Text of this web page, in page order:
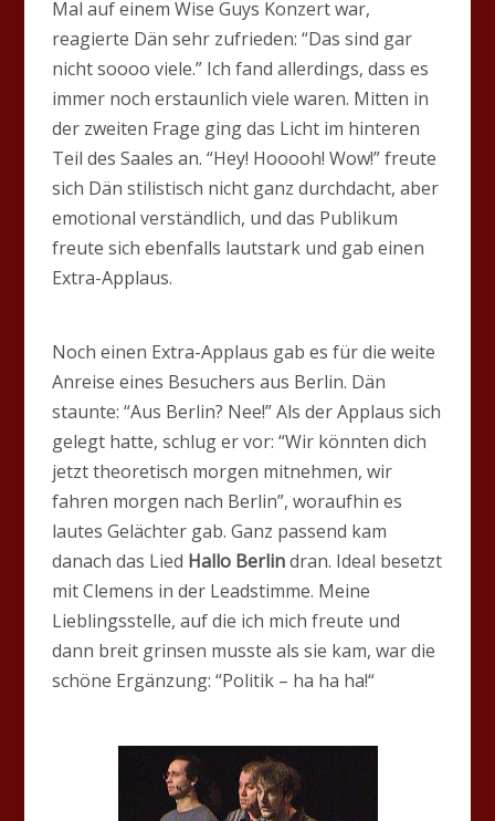
Mal auf einem Wise Guys Konzert war,
reagierte Dän sehr zufrieden: “Das sind gar
nicht soooo viele.” Ich fand allerdings, dass es
immer noch erstaunlich viele waren. Mitten in
der zweiten Frage ging das Licht im hinteren
Teil des Saales an. “Hey! Hooooh! Wow!” freute
sich Dän stilistisch nicht ganz durchdacht, aber
emotional verständlich, und das Publikum
freute sich ebenfalls lautstark und gab einen
Extra-Applaus.
Noch einen Extra-Applaus gab es für die weite
Anreise eines Besuchers aus Berlin. Dän
staunte: “Aus Berlin? Nee!” Als der Applaus sich
gelegt hatte, schlug er vor: “Wir könnten dich
jetzt theoretisch morgen mitnehmen, wir
fahren morgen nach Berlin”, woraufhin es
lautes Gelächter gab. Ganz passend kam
danach das Lied Hallo Berlindran. Ideal besetzt
mit Clemens in der Leadstimme. Meine
Lieblingsstelle, auf die ich mich freute und
dann breit grinsen musste als sie kam, war die
schöne Ergänzung: “Politik – ha ha ha!“